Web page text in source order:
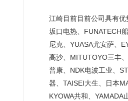
江崎目前目前公司具有
坂口电热、FUNATECH
尼克、YUASA尤安萨、
高沙、MITUTOYO三丰
普康、NDK电波工业、
器、TAISEI大生、日本
KYOWA共和、YAMADA